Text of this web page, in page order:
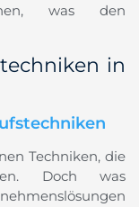
was den
in
Techniken, die
Doch was